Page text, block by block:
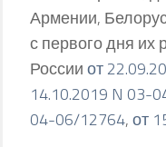
Армении,
с первого дня
Россииот
14.10.2019 N 03-
04-06/12764,от